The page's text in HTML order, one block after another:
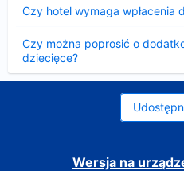
Czy hotel wymaga wpłacenia
Czy można poprosić o
dziecięce?
Wersja na